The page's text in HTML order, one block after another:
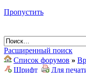
Пропустить
Расширенный поиск
Список форумов »
Шрифт
Для